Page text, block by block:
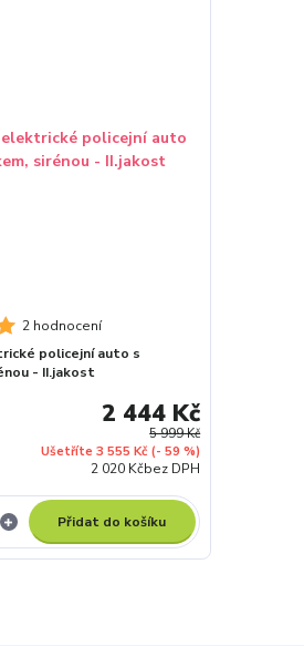
2 hodnocení
policejní auto s
- II.jakost
5 999 Kč
Ušetříte 3 555 Kč (- 59 %)
2 444 Kč
2 020 Kčbez DPH
Přidat do košíku